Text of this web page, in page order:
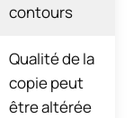
contours
Qualité de la
copie peut
être altérée